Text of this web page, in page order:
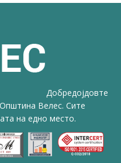
Добредојдовте
Велес. Сите
на едно место.